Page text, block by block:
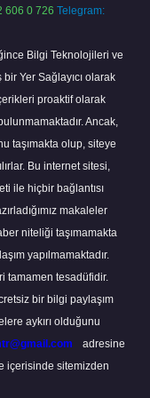
606 0 726 Telegram:
Bilgi Teknolojileri ve
Yer Sağlayıcı olarak
proaktif olarak
Ancak,
taşımakta olup, siteye
Bu internet sitesi,
ile hiçbir bağlantısı
makaleler
niteliği taşımamakta
yapılmamaktadır.
tamamen tesadüfidir.
bir bilgi paylaşım
aykırı olduğunu
adresine
içerisinde sitemizden